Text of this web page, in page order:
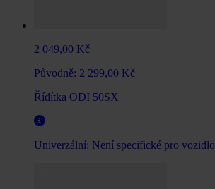
2 049,00 Kč
Původně: 2 299,00 Kč
Řídítka ODI 50SX
Univerzální: Není specifické pro vozidlo